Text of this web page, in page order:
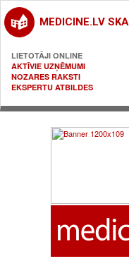
MEDICINE.LV
LIETOTĀJI ONLINE
AKTĪVIE UZŅĒMUMI
NOZARES RAKSTI
EKSPERTU ATBILDES